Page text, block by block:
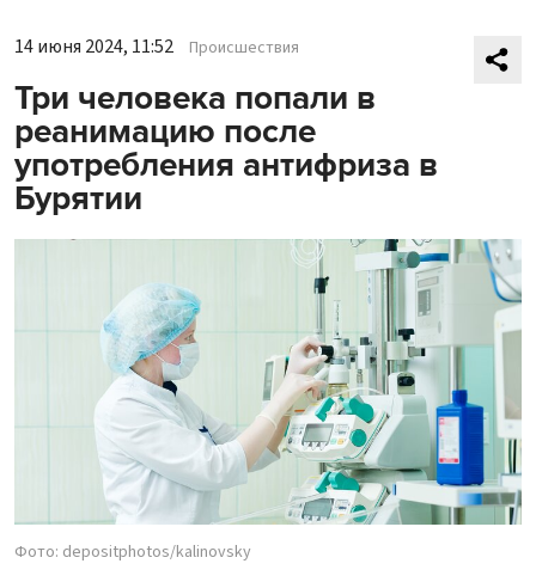
14 июня 2024, 11:52 Происшествия
Три человека попали в
реанимацию после
употребления антифриза в
Бурятии
Фото: depositphotos/kalinovsky